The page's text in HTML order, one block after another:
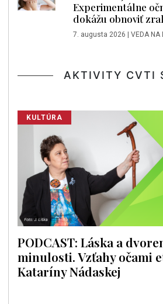
Experimentálne
dokážu obnoviť
7. augusta 2026 | VEDA NA
AKTIVITY CVTI
KULTÚRA
PODCAST: Láska a
minulosti. Vzťahy očami
Kataríny Nádaskej